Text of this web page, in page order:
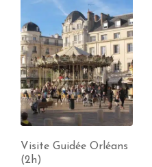
Visite Guidée Orléans
(2h)